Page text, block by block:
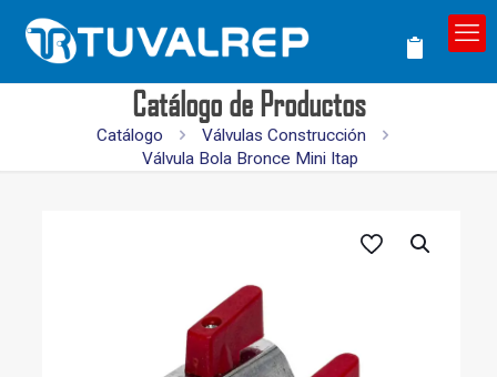
Catálogo de Productos
Catálogo
Válvulas Construcción
Válvula Bola Bronce Mini Itap